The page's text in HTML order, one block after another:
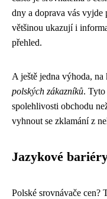
dny a doprava vás vyjde
většinou ukazují i
přehled.
A ještě jedna výhoda, na
polských zákazníků.
spolehlivosti obchodu
vyhnout se zklamání z
Jazykové
Polské srovnávače cen?